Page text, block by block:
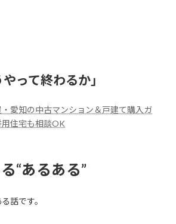
やって終わるか」
愛知の中古マンション＆戸建て購入ガ
住宅も相談OK
“あるある”
話です。